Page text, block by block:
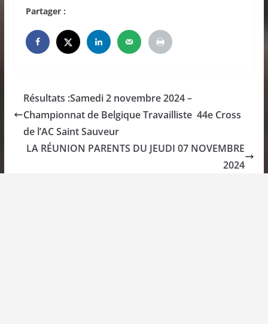
Partager :
Résultats :Samedi 2 novembre 2024 –
Championnat de Belgique Travailliste 44e Cross
de l’AC Saint Sauveur
LA RÉUNION PARENTS DU JEUDI 07 NOVEMBRE
2024